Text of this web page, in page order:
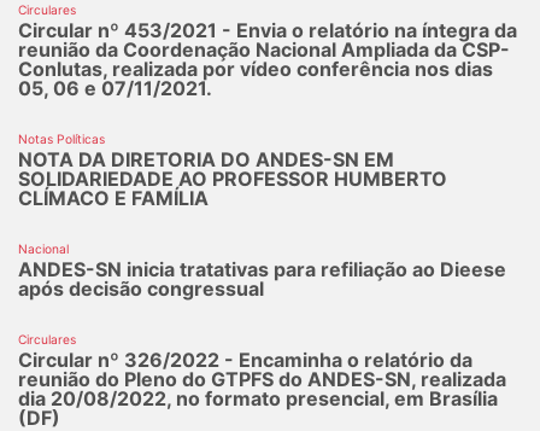
Circulares
Circular nº 453/2021 - Envia o relatório na íntegra da
reunião da Coordenação Nacional Ampliada da CSP-
Conlutas, realizada por vídeo conferência nos dias
05, 06 e 07/11/2021.
Notas Políticas
NOTA DA DIRETORIA DO ANDES-SN EM
SOLIDARIEDADE AO PROFESSOR HUMBERTO
CLÍMACO E FAMÍLIA
Nacional
ANDES-SN inicia tratativas para refiliação ao Dieese
após decisão congressual
Circulares
Circular nº 326/2022 - Encaminha o relatório da
reunião do Pleno do GTPFS do ANDES-SN, realizada
dia 20/08/2022, no formato presencial, em Brasília
(DF)